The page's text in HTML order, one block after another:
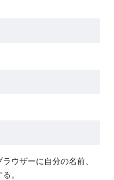
ウザーに自分の名前、
。